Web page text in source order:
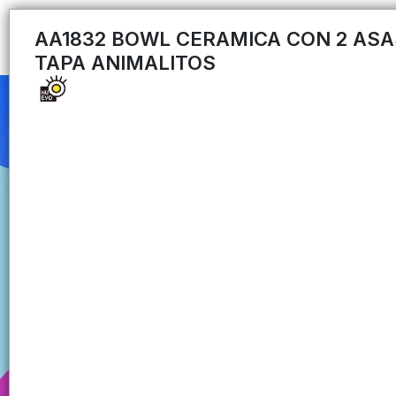
AA1832 BOWL CERAMICA CON 2
TAPA ANIMALITOS